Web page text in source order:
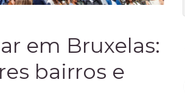
em Bruxelas:
bairros e